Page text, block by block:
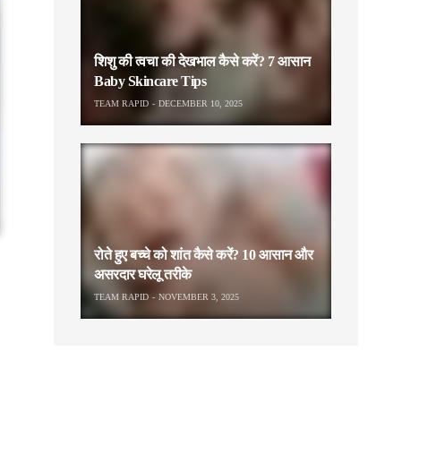
शिशु की त्वचा की देखभाल कैसे करें? 7 आसान
Baby Skincare Tips
TEAM RAPID DECEMBER 10, 2025
रोते हुए बच्चे को शांत कैसे करें? 10 आसान और
असरदार घरेलू तरीके
TEAM RAPID NOVEMBER 3, 2025